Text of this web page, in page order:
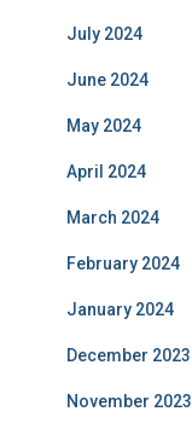
July 2024
June 2024
May 2024
April 2024
March 2024
February 2024
January 2024
December 2023
November 2023